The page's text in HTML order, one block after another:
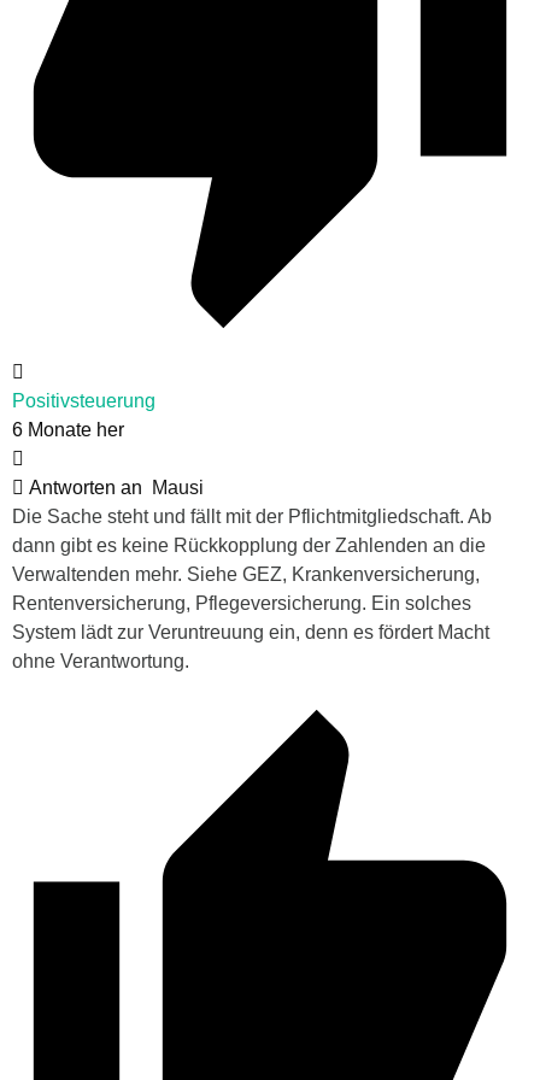
Positivsteuerung
6 Monate her
Antworten an
Mausi
Die Sache steht und fällt mit der Pflichtmitgliedschaft. Ab
dann gibt es keine Rückkopplung der Zahlenden an die
Verwaltenden mehr. Siehe GEZ, Krankenversicherung,
Rentenversicherung, Pflegeversicherung. Ein solches
System lädt zur Veruntreuung ein, denn es fördert Macht
ohne Verantwortung.